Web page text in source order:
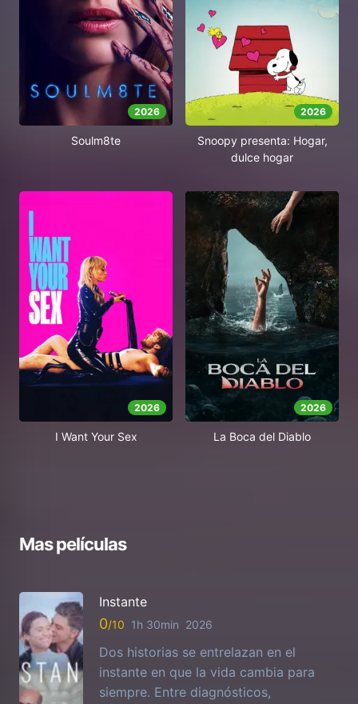
2026
Soulm8te
2026
Snoopy presenta: Hogar,
dulce hogar
2026
I Want Your Sex
2026
La Boca del Diablo
Mas películas
Instante
0 1h 30min 2026
Dos historias se entrelazan en el
instante en que la vida cambia para
siempre. Entre diagnósticos,